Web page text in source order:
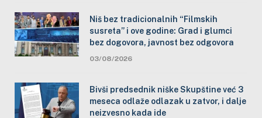
Niš bez tradicionalnih “Filmskih
susreta” i ove godine: Grad i glumci
bez dogovora, javnost bez odgovora
03/08/2026
Bivši predsednik niške Skupštine već 3
meseca odlaže odlazak u zatvor, i dalje
neizvesno kada ide